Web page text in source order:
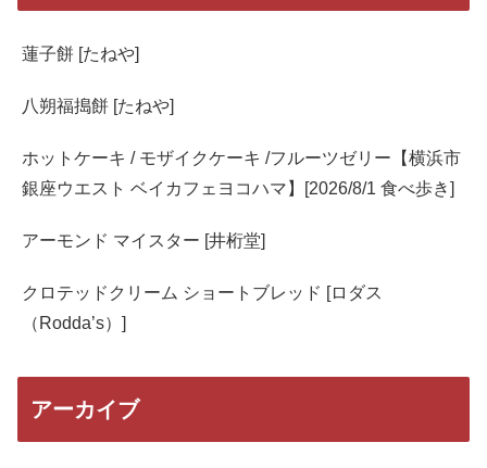
蓮子餅 [たねや]
八朔福搗餅 [たねや]
ホットケーキ / モザイクケーキ /フルーツゼリー【横浜市
銀座ウエスト ベイカフェヨコハマ】[2026/8/1 食べ歩き]
アーモンド マイスター [井桁堂]
クロテッドクリーム ショートブレッド [ロダス
（Rodda’s）]
アーカイブ